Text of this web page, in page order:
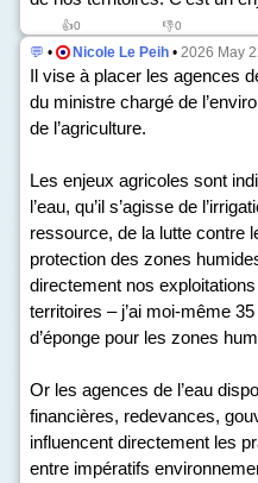
👍0 👎0
💬 • Nicole Le Peih • 2026 May
Il vise à placer les agences
du ministre chargé de
de l’agriculture.
Les enjeux agricoles sont
l’eau, qu’il s’agisse de
ressource, de la lutte contre
protection des zones
directement nos
territoires – j’ai moi-même
d’éponge pour les zones
Or les agences de l’eau
financières, redevances,
influencent directement les
entre impératifs